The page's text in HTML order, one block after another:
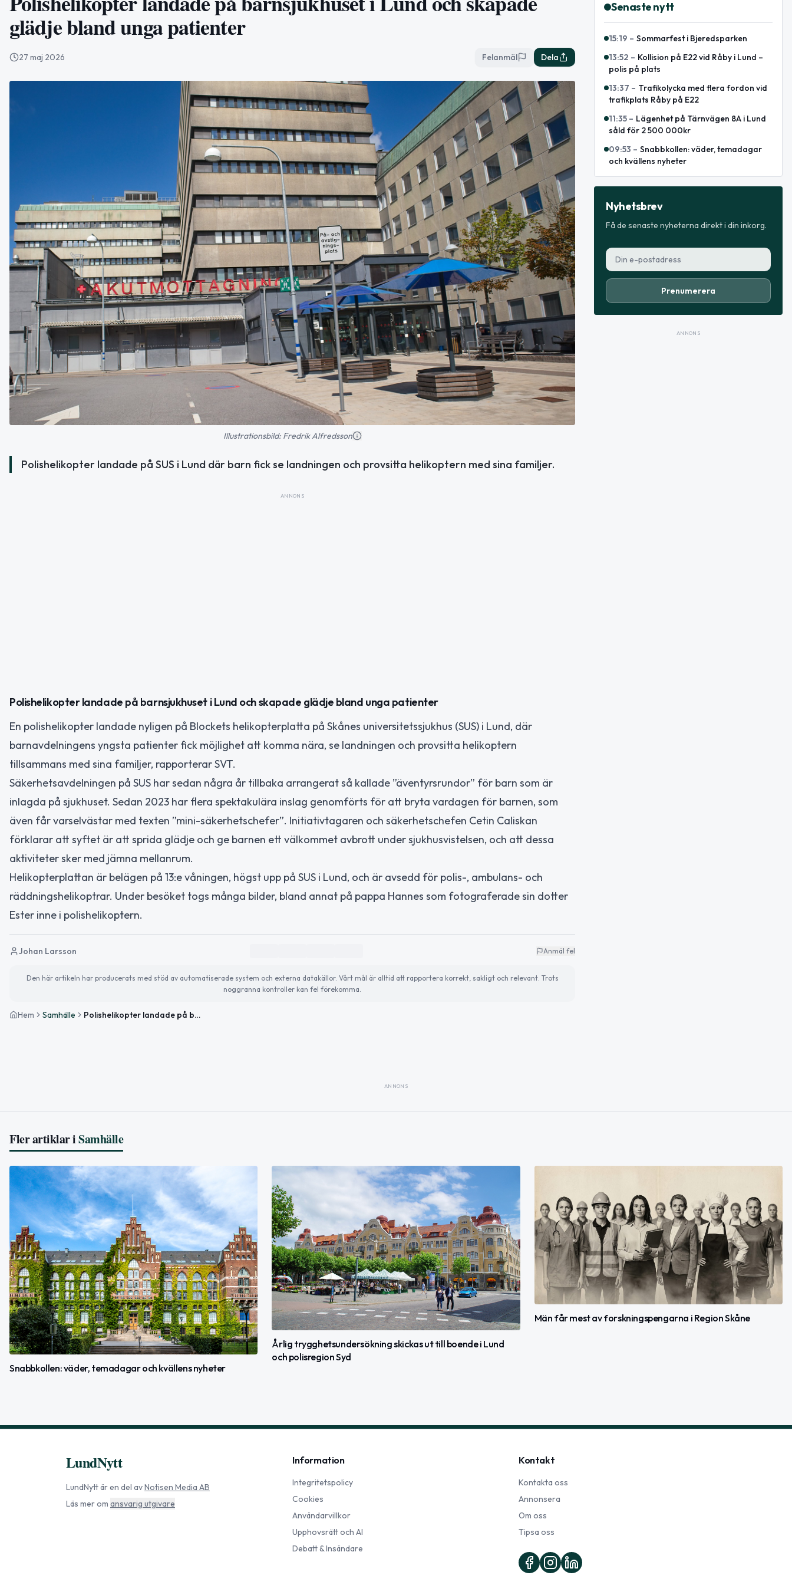
glädje bland unga patienter
27 maj 2026 Felanmäl Dela
Illustrationsbild: Fredrik Alfredsson
Polishelikopter landade på SUS i Lund där barn fick se landningen och provsitta helikoptern med sina familjer.
ANNONS
Polishelikopter landade på barnsjukhuset i Lund och skapade glädje bland unga patienter
En polishelikopter landade nyligen på Blockets helikopterplatta på Skånes universitetssjukhus (SUS) i Lund, där
barnavdelningens yngsta patienter fick möjlighet att komma nära, se landningen och provsitta helikoptern
tillsammans med sina familjer, rapporterar SVT.
Säkerhetsavdelningen på SUS har sedan några år tillbaka arrangerat så kallade ”äventyrsrundor” för barn som är
inlagda på sjukhuset. Sedan 2023 har flera spektakulära inslag genomförts för att bryta vardagen för barnen, som
även får varselvästar med texten ”mini-säkerhetschefer”. Initiativtagaren och säkerhetschefen Cetin Caliskan
förklarar att syftet är att sprida glädje och ge barnen ett välkommet avbrott under sjukhusvistelsen, och att dessa
aktiviteter sker med jämna mellanrum.
Helikopterplattan är belägen på 13:e våningen, högst upp på SUS i Lund, och är avsedd för polis-, ambulans- och
räddningshelikoptrar. Under besöket togs många bilder, bland annat på pappa Hannes som fotograferade sin dotter
Ester inne i polishelikoptern.
Johan Larsson Anmäl fel
Den här artikeln har producerats med stöd av automatiserade system och externa datakällor. Vårt mål är alltid att rapportera korrekt, sakligt och relevant. Trots
noggranna kontroller kan fel förekomma.
Hem Samhälle Polishelikopter landade på barnsjukhuset i Lund och skapade glädje bland unga patienter
Senaste nytt
15:19 – Sommarfest i Bjeredsparken
13:52 – Kollision på E22 vid Råby i Lund –
polis på plats
13:37 – Trafikolycka med flera fordon vid
trafikplats Råby på E22
11:35 – Lägenhet på Tärnvägen 8A i Lund
såld för 2 500 000kr
09:53 – Snabbkollen: väder, temadagar
och kvällens nyheter
Nyhetsbrev
Få de senaste nyheterna direkt i din inkorg.
Prenumerera
ANNONS
ANNONS
Fler artiklar iSamhälle
Snabbkollen: väder, temadagar och kvällens nyheter
Årlig trygghetsundersökning skickas ut till boende i Lund
och polisregion Syd
Män får mest av forskningspengarna i Region Skåne
LundNytt
LundNyttär en del avNotisen Media AB
Läs mer om ansvarig utgivare
Information
Integritetspolicy
Cookies
Användarvillkor
Upphovsrätt och AI
Debatt & Insändare
Kontakt
Kontakta oss
Annonsera
Om oss
Tipsa oss